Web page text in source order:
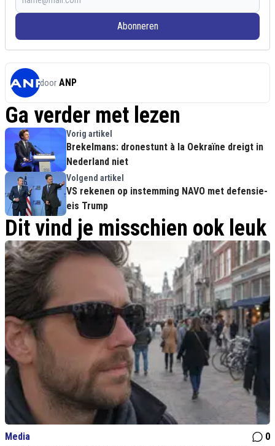
Abonneren
door ANP
Ga verder met lezen
Vorig artikel
Brekelmans: dronestunt à la Oekraïne dreigt in
Nederland niet
Volgend artikel
VS rekenen op instemming NAVO met defensie-
eis Trump
Dit vind je misschien ook leuk
Media
0